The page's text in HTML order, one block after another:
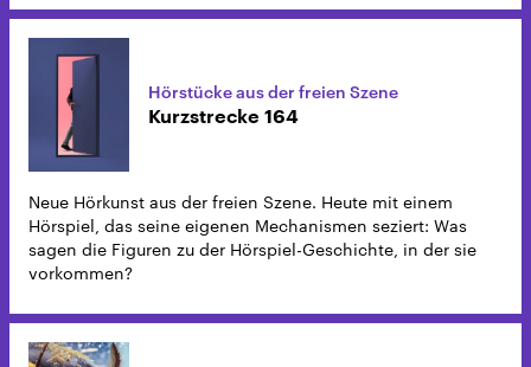
Hörstücke aus der freien Szene
Kurzstrecke 164
Neue Hörkunst aus der freien Szene. Heute mit einem
Hörspiel, das seine eigenen Mechanismen seziert: Was
sagen die Figuren zu der Hörspiel-Geschichte, in der sie
vorkommen?